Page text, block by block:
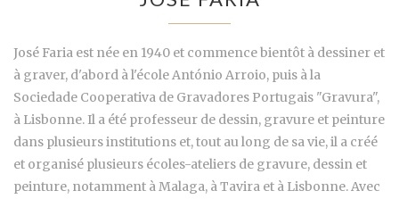
José Faria est née en 1940 et commence bientôt à dessiner et
à graver, d'abord à l'école António Arroio, puis à la
Sociedade Cooperativa de Gravadores Portugais "Gravura",
à Lisbonne. Il a été professeur de dessin, gravure et peinture
dans plusieurs institutions et, tout au long de sa vie, il a créé
et organisé plusieurs écoles-ateliers de gravure, dessin et
peinture, notamment à Malaga, à Tavira et à Lisbonne. Avec